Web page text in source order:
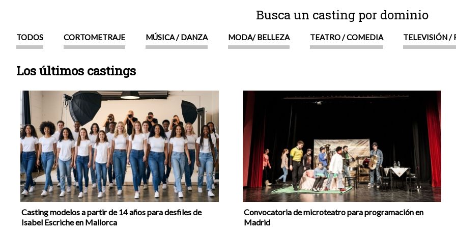
Busca un casting por dominio
TODOS CORTOMETRAJE MÚSICA / DANZA MODA/ BELLEZA TEATRO / COMEDIA TELEVISIÓN /
Los últimos castings
Casting modelos a partir de 14 años para desfiles de
Isabel Escriche en Mallorca
Convocatoria de microteatro para programación en
Madrid